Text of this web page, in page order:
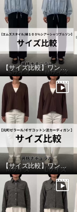
【サイズ比較】ワンサイズ下がおすすめ
【サイズ比較】ワンサイズアップがオススメ